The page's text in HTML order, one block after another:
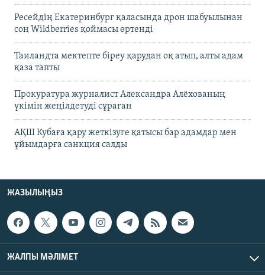
Ресейдің Екатеринбург қаласында дрон шабуылынан
соң Wildberries қоймасы өртенді
Таиландта мектепте біреу қарудан оқ атып, алты адам
қаза тапты
Прокуратура журналист Александра Алёхованың
үкімін жеңілдетуді сұраған
АҚШ Кубаға қару жеткізуге қатысы бар адамдар мен
ұйымдарға санкция салды
ЖАЗЫЛЫҢЫЗ
ЖАЛПЫ МӘЛІМЕТ